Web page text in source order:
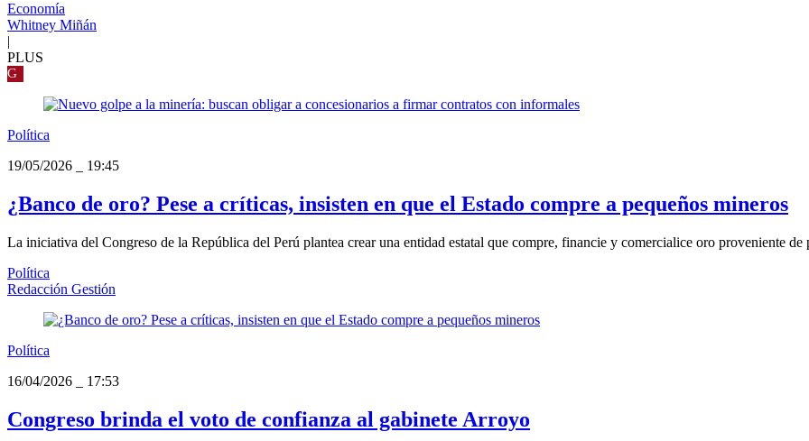
Economía
Whitney Miñán
|
PLUS
G
Política
19/05/2026
19:45
¿Banco de oro? Pese a críticas, insisten en que el Estado compre a pequeños mineros
La iniciativa del Congreso de la República del Perú plantea crear una entidad estatal que compre, financie y comercialice oro proveniente de
Política
Redacción Gestión
Política
16/04/2026
17:53
Congreso brinda el voto de confianza al gabinete Arroyo